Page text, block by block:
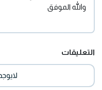
والله الموفق
التعليقات